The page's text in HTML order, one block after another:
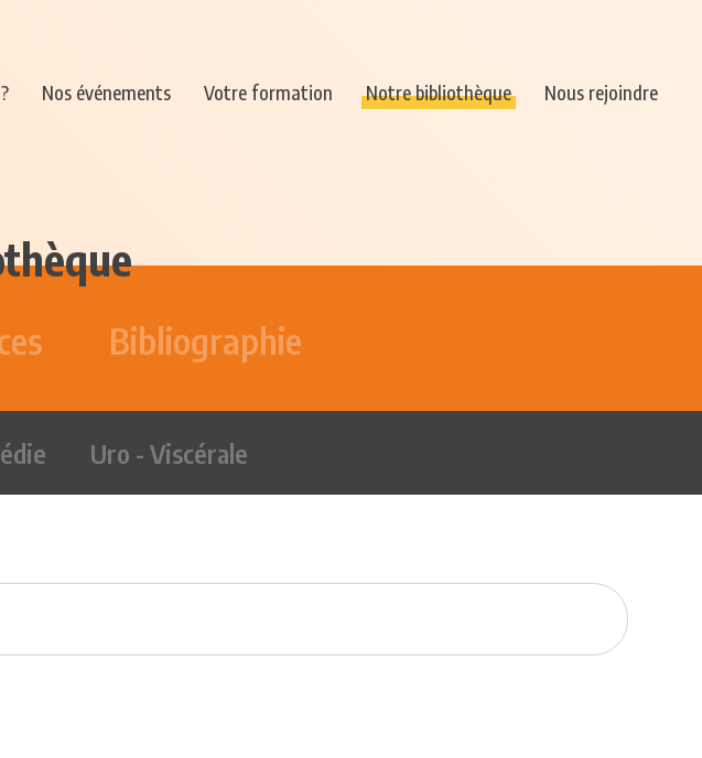
Nos événements Votre formation Notre bibliothèque Nous rejoindre
Bibliographie
Uro - Viscérale